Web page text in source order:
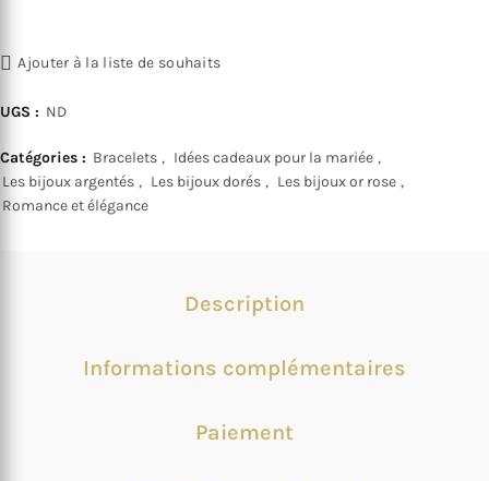
Ajouter à la liste de souhaits
UGS : ND
Catégories : Bracelets , Idées cadeaux pour la mariée ,
Les bijoux argentés , Les bijoux dorés , Les bijoux or rose ,
Romance et élégance
Description
Informations complémentaires
Paiement